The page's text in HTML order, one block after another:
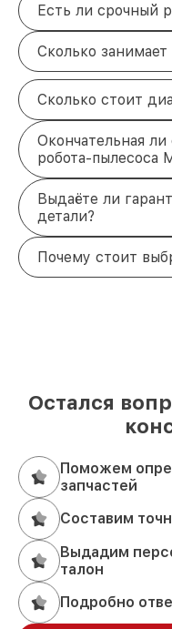
Есть ли срочный
Сколько
Сколько стоит
Окончательная
робота-пылесоса
Выдаёте ли
детали?
Почему стоит
Остался
Поможем
запчастей
Составим
Выдадим
талон
Подробно